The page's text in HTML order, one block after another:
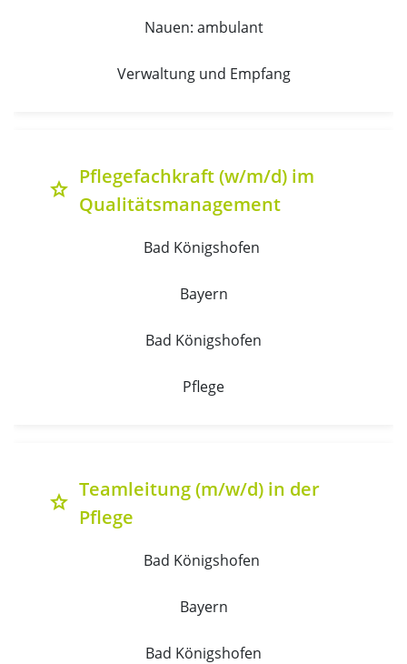
Nauen: ambulant
Verwaltung und Empfang
grade
Pflegefachkraft (w/m/d) im
Qualitätsmanagement
Bad Königshofen
Bayern
Bad Königshofen
Pflege
grade
Teamleitung (m/w/d) in der
Pflege
Bad Königshofen
Bayern
Bad Königshofen